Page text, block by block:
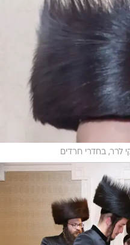
לרר, בחדרי חרדים